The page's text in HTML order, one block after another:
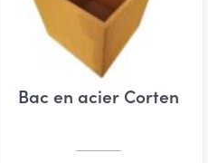
Bac en acier Corten